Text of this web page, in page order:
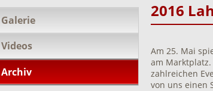
2016
Am 25. Mai
am
zahlreichen
von uns einen
Navigation
überspringen
Galerie
Videos
Archiv